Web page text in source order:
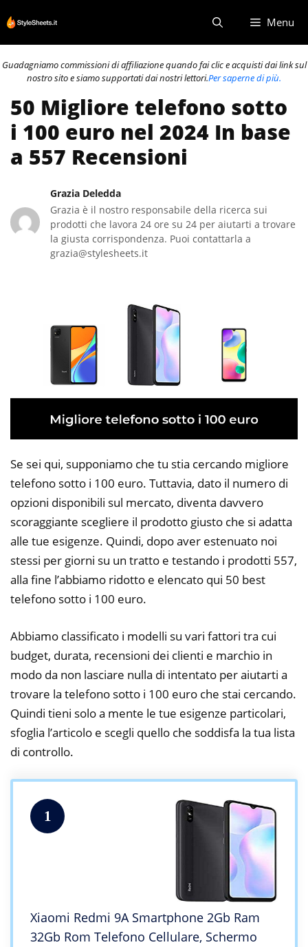
al
contenuto
Menu
Guadagniamo commissioni di affiliazione quando fai clic e acquisti dai link sul
nostro sito e siamo supportati dai nostri lettori.Per saperne di più.
50 Migliore telefono sotto
i 100 euro nel 2024 In base
a 557 Recensioni
Grazia Deledda
Grazia è il nostro responsabile della ricerca sui
prodotti che lavora 24 ore su 24 per aiutarti a trovare
la giusta corrispondenza. Puoi contattarla a
grazia@stylesheets.it
Se sei qui, supponiamo che tu stia cercando migliore
telefono sotto i 100 euro. Tuttavia, dato il numero di
opzioni disponibili sul mercato, diventa davvero
scoraggiante scegliere il prodotto giusto che si adatta
alle tue esigenze. Quindi, dopo aver estenuato noi
stessi per giorni su un tratto e testando i prodotti 557,
alla fine l’abbiamo ridotto e elencato qui 50 best
telefono sotto i 100 euro.
Abbiamo classificato i modelli su vari fattori tra cui
budget, durata, recensioni dei clienti e marchio in
modo da non lasciare nulla di intentato per aiutarti a
trovare la telefono sotto i 100 euro che stai cercando.
Quindi tieni solo a mente le tue esigenze particolari,
sfoglia l’articolo e scegli quello che soddisfa la tua lista
di controllo.
1
Xiaomi Redmi 9A Smartphone 2Gb Ram
32Gb Rom Telefono Cellulare, Schermo